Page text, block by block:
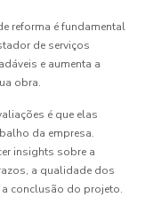
reforma é fundamental
de serviços
e aumenta a
obra.
é que elas
da empresa.
insights sobre a
a qualidade dos
conclusão do projeto.